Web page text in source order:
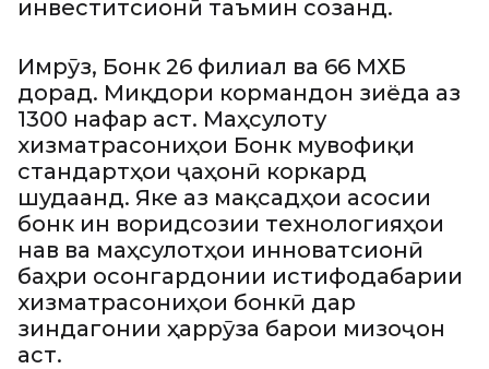
инвеститсионӣ таъмин созанд.
Имрӯз, Бонк 26 филиал ва 66 МХБ
дорад. Миқдори кормандон зиёда аз
1300 нафар аст. Маҳсулоту
хизматрасониҳои Бонк мувофиқи
стандартҳои ҷаҳонӣ коркард
шудаанд. Яке аз мақсадҳои асосии
бонк ин воридсозии технологияҳои
нав ва маҳсулотҳои инноватсионӣ
баҳри осонгардонии истифодабарии
хизматрасониҳои бонкӣ дар
зиндагонии ҳаррӯза барои мизоҷон
аст.